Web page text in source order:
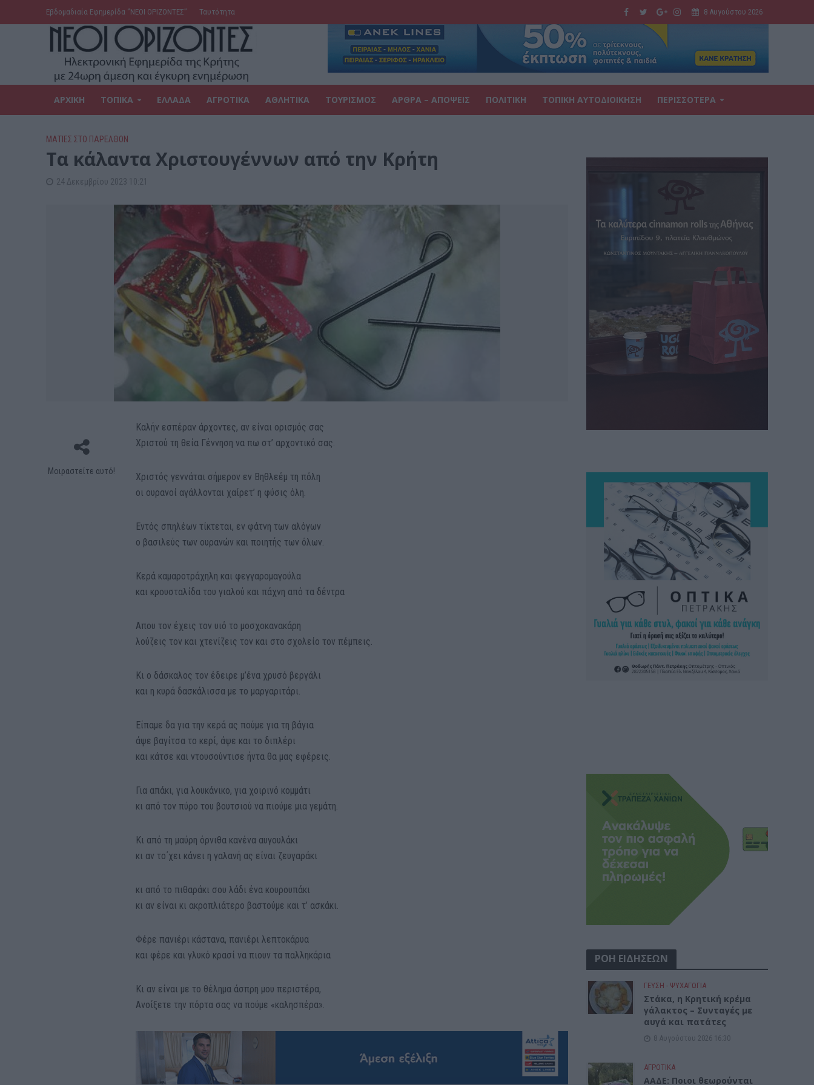
Εβδομαδιαία Εφημερίδα ‘’ΝΕΟΙ ΟΡΙΖΟΝΤΕΣ’’ Ταυτότητα 8 Αυγούστου 2026
ΑΡΧΙΚΗ ΤΟΠΙΚΑ ΕΛΛΑΔΑ ΑΓΡΟΤΙΚΑ ΑΘΛΗΤΙΚΑ ΤΟΥΡΙΣΜΟΣ ΑΡΘΡΑ – ΑΠΟΨΕΙΣ ΠΟΛΙΤΙΚΗ ΤΟΠΙΚΗ ΑΥΤΟΔΙΟΙΚΗΣΗ ΠΕΡΙΣΣΟΤΕΡΑ
ΜΑΤΙΕΣ ΣΤΟ ΠΑΡΕΛΘΟΝ
Τα κάλαντα Χριστουγέννων από την Κρήτη
24 Δεκεμβρίου 2023 10:21
Μοιραστείτε αυτό!
Καλήν εσπέραν άρχοντες, αν είναι ορισμός σας
Χριστού τη θεία Γέννηση να πω στ’ αρχοντικό σας.
Χριστός γεννάται σήμερον εν Βηθλεέμ τη πόλη
οι ουρανοί αγάλλονται χαίρετ’ η φύσις όλη.
Εντός σπηλέων τίκτεται, εν φάτνη των αλόγων
ο βασιλεύς των ουρανών και ποιητής των όλων.
Κερά καμαροτράχηλη και φεγγαρομαγούλα
και κρουσταλίδα του γιαλού και πάχνη από τα δέντρα
Aπου τον έχεις τον υιό το μοσχοκανακάρη
λούζεις τον και χτενίζεις τον και στο σχολείο τον πέμπεις.
Κι ο δάσκαλος τον έδειρε μ’ένα χρυσό βεργάλι
και η κυρά δασκάλισσα με το μαργαριτάρι.
Είπαμε δα για την κερά ας πούμε για τη βάγια
άψε βαγίτσα το κερί, άψε και το διπλέρι
και κάτσε και ντουσούντισε ήντα θα μας εφέρεις.
Για απάκι, για λουκάνικο, για χοιρινό κομμάτι
κι από τον πύρο του βουτσιού να πιούμε μια γεμάτη.
Κι από τη μαύρη όρνιθα κανένα αυγουλάκι
κι αν το΄χει κάνει η γαλανή ας είναι ζευγαράκι
κι από το πιθαράκι σου λάδι ένα κουρουπάκι
κι αν είναι κι ακροπλιάτερο βαστούμε και τ’ ασκάκι.
Φέρε πανιέρι κάστανα, πανιέρι λεπτοκάρυα
και φέρε και γλυκό κρασί να πιουν τα παλληκάρια
Κι αν είναι με το θέλημα άσπρη μου περιστέρα,
Ανοίξετε την πόρτα σας να πούμε «καλησπέρα».
ΡΟΗ ΕΙΔΗΣΕΩΝ
ΓΕΎΣΗ - ΨΥΧΑΓΩΓΊΑ
Στάκα, η Κρητική κρέμα
γάλακτος – Συνταγές με
αυγά και πατάτες
8 Αυγούστου 2026 16:30
ΑΓΡΟΤΙΚΑ
ΑΑΔΕ: Ποιοι θεωρούνται